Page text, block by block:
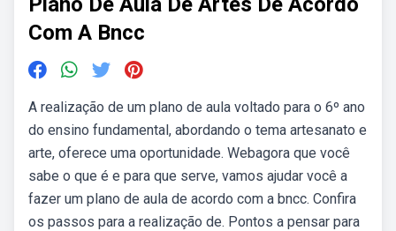
Com A Bncc
A realização de um plano de aula voltado para o 6º ano
do ensino fundamental, abordando o tema artesanato e
arte, oferece uma oportunidade. Webagora que você
sabe o que é e para que serve, vamos ajudar você a
fazer um plano de aula de acordo com a bncc. Confira
os passos para a realização de. Pontos a pensar para